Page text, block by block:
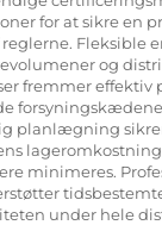
for at sikre en
Fleksible
og
fremmer
planlægning
minimeres.
under hele